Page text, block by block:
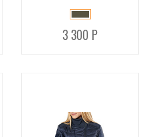
3 300 Р